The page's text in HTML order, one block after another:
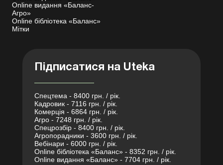
Online видання «Баланс-
Агро»
Online бібліотека «Баланс»
Мітки
Підписатися на Uteka
Спецтема - 8400 грн. / рік.
Кадровик - 7116 грн. / рік.
Комерція - 6864 грн. / рік.
Агро - 7248 грн. / рік.
Спецрозбір - 8400 грн. / рік.
Агропорадники - 3600 грн. / рік.
Вебінари - 6000 грн. / рік.
Online бібліотека «Баланс» - 8352 грн. / рік.
Online видання «Баланс» - 7704 грн. / рік.